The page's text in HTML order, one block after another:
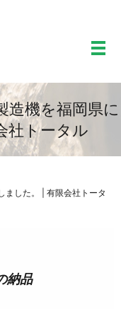
メ
造機を福岡県に
社トータル
ました。 | 有限会社トータ
納品